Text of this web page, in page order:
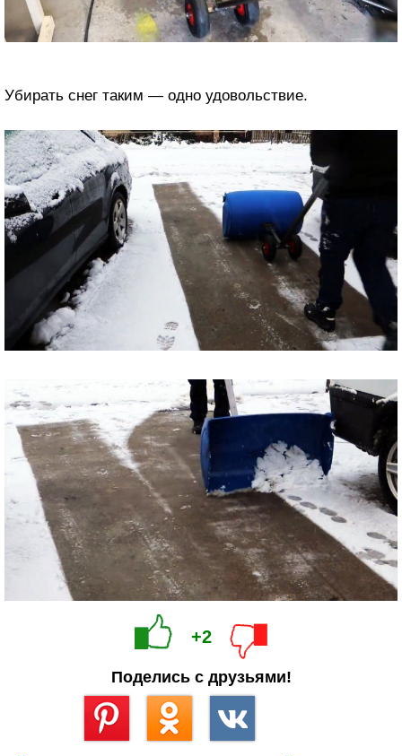
Убирать снег таким — одно удовольствие.
+2
Поделись с друзьями!